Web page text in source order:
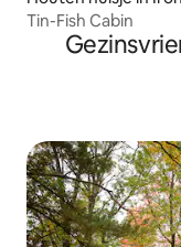
Tin-Fish Cabin